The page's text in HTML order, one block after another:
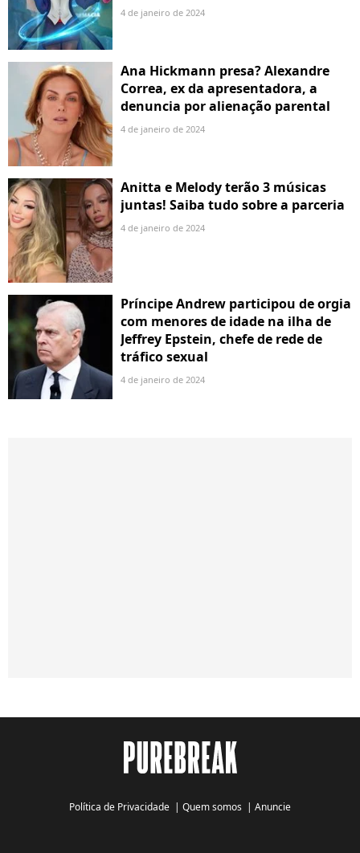
4 de janeiro de 2024
Ana Hickmann presa? Alexandre
Correa, ex da apresentadora, a
denuncia por alienação parental
4 de janeiro de 2024
Anitta e Melody terão 3 músicas
juntas! Saiba tudo sobre a parceria
4 de janeiro de 2024
Príncipe Andrew participou de orgia
com menores de idade na ilha de
Jeffrey Epstein, chefe de rede de
tráfico sexual
4 de janeiro de 2024
Política de Privacidade | Quem somos | Anuncie